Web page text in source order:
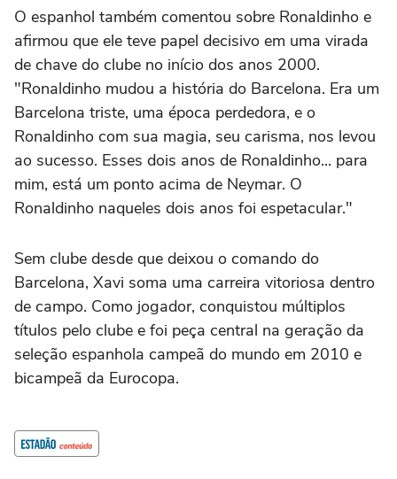
O espanhol também comentou sobre Ronaldinho e
afirmou que ele teve papel decisivo em uma virada
de chave do clube no início dos anos 2000.
"Ronaldinho mudou a história do Barcelona. Era um
Barcelona triste, uma época perdedora, e o
Ronaldinho com sua magia, seu carisma, nos levou
ao sucesso. Esses dois anos de Ronaldinho... para
mim, está um ponto acima de Neymar. O
Ronaldinho naqueles dois anos foi espetacular."
Sem clube desde que deixou o comando do
Barcelona, Xavi soma uma carreira vitoriosa dentro
de campo. Como jogador, conquistou múltiplos
títulos pelo clube e foi peça central na geração da
seleção espanhola campeã do mundo em 2010 e
bicampeã da Eurocopa.